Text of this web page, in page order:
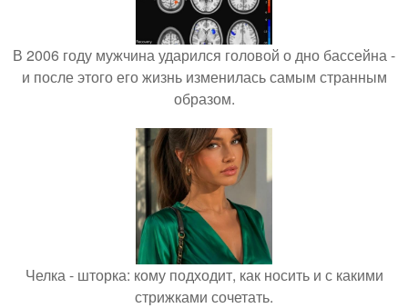
В 2006 году мужчина ударился головой о дно бассейна -
и после этого его жизнь изменилась самым странным
образом.
Челка - шторка: кому подходит, как носить и с какими
стрижками сочетать.